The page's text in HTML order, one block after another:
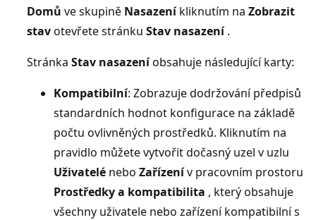
Domů ve skupině Nasazeníkliknutím na Zobrazit
stavotevřete stránku Stav nasazení.
Stránka Stav nasazeníobsahuje následující karty:
Kompatibilní: Zobrazuje dodržování předpisů
standardních hodnot konfigurace na základě
počtu ovlivněných prostředků. Kliknutím na
pravidlo můžete vytvořit dočasný uzel v uzlu
Uživatelé nebo Zařízenív pracovním prostoru
Prostředky a kompatibilita , který obsahuje
všechny uživatele nebo zařízení kompatibilní s